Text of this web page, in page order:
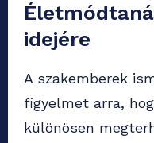
idejére
A szakemberek
figyelmet arra,
különösen